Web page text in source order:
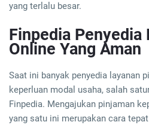
yang terlalu besar.
Finpedia Penyedia
Online Yang Aman
Saat ini banyak penyedia layanan
keperluan modal usaha, salah
Finpedia. Mengajukan pinjaman
yang satu ini merupakan cara